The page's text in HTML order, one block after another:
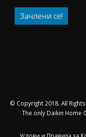
© Copyright 2018. All
The only Daikin Home